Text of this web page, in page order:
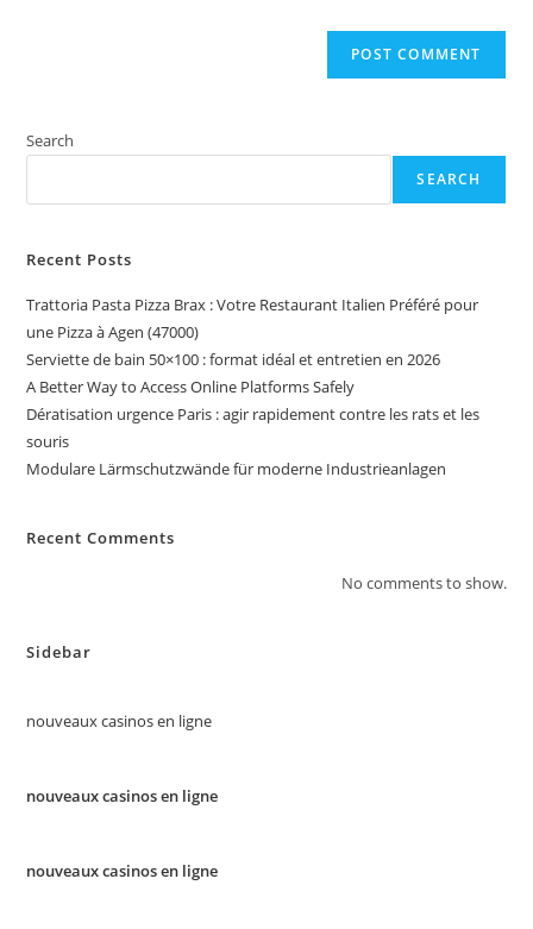
Search
SEARCH
Recent Posts
Trattoria Pasta Pizza Brax : Votre Restaurant Italien Préféré pour
une Pizza à Agen (47000)
Serviette de bain 50×100 : format idéal et entretien en 2026
A Better Way to Access Online Platforms Safely
Dératisation urgence Paris : agir rapidement contre les rats et les
souris
Modulare Lärmschutzwände für moderne Industrieanlagen
Recent Comments
No comments to show.
Sidebar
nouveaux casinos en ligne
nouveaux casinos en ligne
nouveaux casinos en ligne